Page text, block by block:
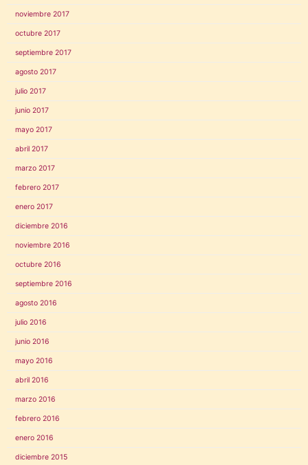
noviembre 2017
octubre 2017
septiembre 2017
agosto 2017
julio 2017
junio 2017
mayo 2017
abril 2017
marzo 2017
febrero 2017
enero 2017
diciembre 2016
noviembre 2016
octubre 2016
septiembre 2016
agosto 2016
julio 2016
junio 2016
mayo 2016
abril 2016
marzo 2016
febrero 2016
enero 2016
diciembre 2015